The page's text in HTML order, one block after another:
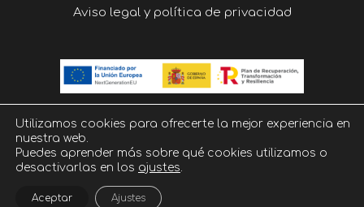
Aviso legal y política de privacidad
Utilizamos cookies para ofrecerte la mejor experiencia en
nuestra web.
Puedes aprender más sobre qué cookies utilizamos o
desactivarlas en los ajustes.
Aceptar Ajustes